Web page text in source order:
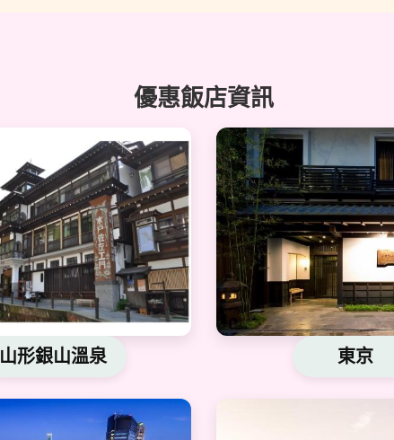
優惠飯店資訊
山形銀山溫泉 東京